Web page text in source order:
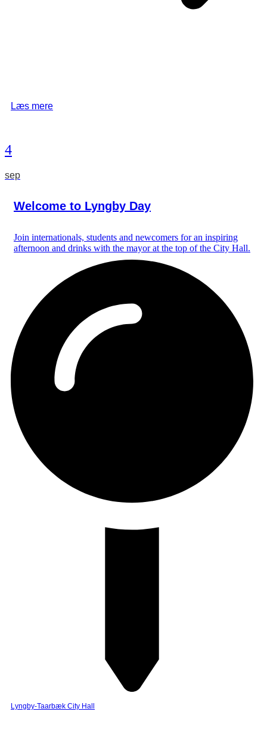
Læs mere
4
sep
Welcome to Lyngby Day
Join internationals, students and newcomers for an inspiring
afternoon and drinks with the mayor at the top of the City Hall.
Lyngby-Taarbæk City Hall